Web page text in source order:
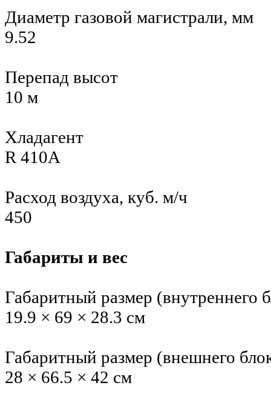
Диаметр газовой магистрали, мм
9.52
Перепад высот
10 м
Хладагент
R 410A
Расход воздуха, куб. м/ч
450
Габариты и вес
Габаритный размер (внутреннего
19.9 × 69 × 28.3 см
Габаритный размер (внешнего
28 × 66.5 × 42 см